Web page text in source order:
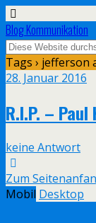
Blog Kommunikation
Tags › jefferson
28. Januar 2016
R.I.P. –
keine Antwort
Zum
Mobil Desktop